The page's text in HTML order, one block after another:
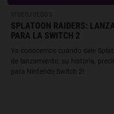
SPLATOON RAIDERS:
PARA LA SWITCH 2
Ya conocemos cuándo sale
de lanzamiento, su historia,
para Nintendo Switch 2!